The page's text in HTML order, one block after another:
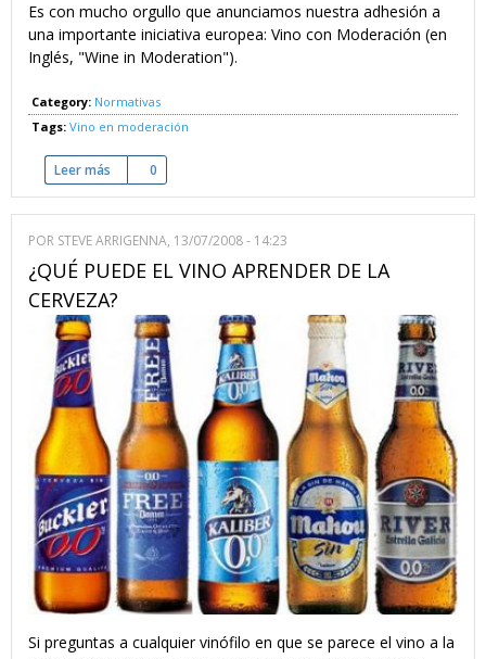
Es con mucho orgullo que anunciamos nuestra adhesión a
una importante iniciativa europea: Vino con Moderación (en
Inglés, "Wine in Moderation").
Category: Normativas
Tags: Vino en moderación
Leer más sobre Nos adherimos a la plataforma de "Vino en
0
POR STEVE ARRIGENNA, 13/07/2008 - 14:23
¿QUÉ PUEDE EL VINO APRENDER DE LA
CERVEZA?
Si preguntas a cualquier vinófilo en que se parece el vino a la